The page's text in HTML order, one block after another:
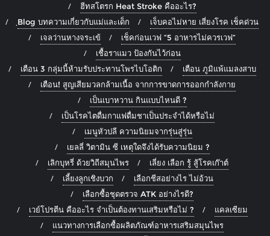
ฮีทสโตรก Heat Stroke คืออะไร?
ฺBlog บทความเกี่ยวกับแม่และเด็ก
เจ็บคอไม่หาย เสี่ยงโรค เช็คด่วน
เจลว่านหางจระเข้
เช็คก่อนเวฟ “5 อาหารไม่ควรเวฟ”
เชื้อราแมว ป้องกันไว้ก่อน
เตือน 3 กลุ่มนี้ห้ามรับประทานโพรไบโอติก
เตือน ภูมิแพ้แมลงสาบ
เตือน! สูญเสียมวลกล้ามเนื้อ จากการขาดการออกกำลังกาย
เป็นเบาหวาน กินแบบไหนดี ?
เป็นโรคไตดื่มกาแฟดื่มชาเป็นประจำได้หรือไม่
เมนูหัวปลี ความนิยมจากรุ่นสู่รุ่น
เยลลี่ วิตามิน ซี เหตุใดจึงได้รับความนิยม ?
เลิกบุหรี่ ด้วยวิถีสมุนไพร
เลี่ยง เลือก รู้ สู้โรคเก๊าต์
เลี้ยงลูกเชิงบวก
เลือกชีสอย่างไร ไม่อ้วน
เลือกซื้อชุดตรวจ ATK อย่างไรดี?
เวย์โปรตีน คืออะไร จำเป็นต้องทานเสริมหรือไม่ ?
แคลเซียม
แนวทางการเลือกซื้อผลิตภัณฑ์อาหารเสริมสมุนไพร